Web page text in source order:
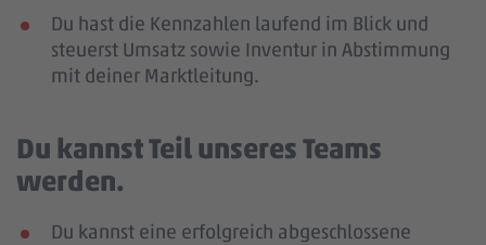
Du hast die Kennzahlen laufend im Blick und
steuerst Umsatz sowie Inventur in Abstimmung
mit deiner Marktleitung.
Du kannst Teil unseres Teams
werden.
Du kannst eine erfolgreich abgeschlossene